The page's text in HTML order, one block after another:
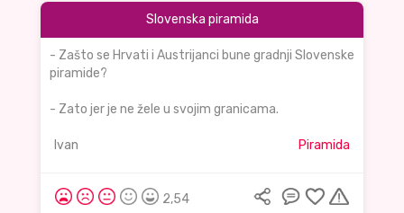
Slovenska piramida
- Zašto se Hrvati i Austrijanci bune gradnji Slovenske
piramide?
- Zato jer je ne žele u svojim granicama.
Ivan Piramida
2,54